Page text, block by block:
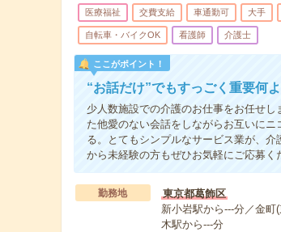
医療福祉 交費支給 車通勤可 大手
自転車・バイクOK 看護師 介護士
ここがポイント！
“お話だけ”でもすっごく重要何
少人数施設での介護のお仕事をお任せ
た他愛のない会話をしながらお互いに
る。とてもシンプルなサービス業が、
から未経験の方もぜひお気軽にご応募く
勤務地
東京都葛飾区
新小岩駅から---分／金町
木駅から---分